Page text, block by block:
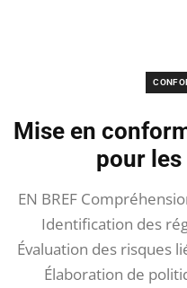
Mise en
pour
EN BREF
Identification des
Évaluation des risques
Élaboration de